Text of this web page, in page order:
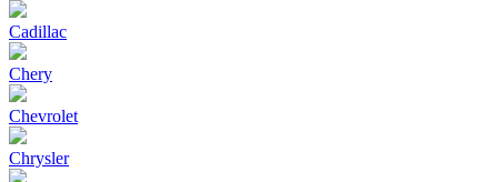
Cadillac
Chery
Chevrolet
Chrysler